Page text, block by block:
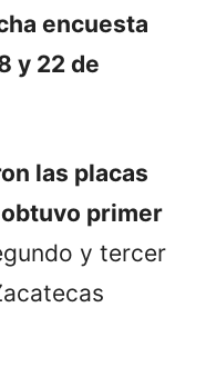
encuesta
y 22 de
las placas
primer
y tercer